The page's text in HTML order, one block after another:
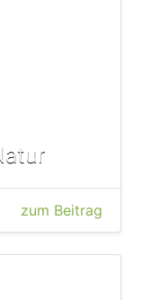
zum Beitrag